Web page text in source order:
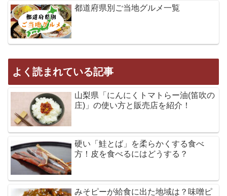
都道府県別ご当地グルメ一覧
よく読まれている記事
山梨県「にんにくトマトらー油(笛吹の
庄)」の使い方と販売店を紹介！
硬い「鮭とば」を柔らかくする食べ
方！皮を食べるにはどうする？
みそピーが給食に出た地域は？味噌ピ